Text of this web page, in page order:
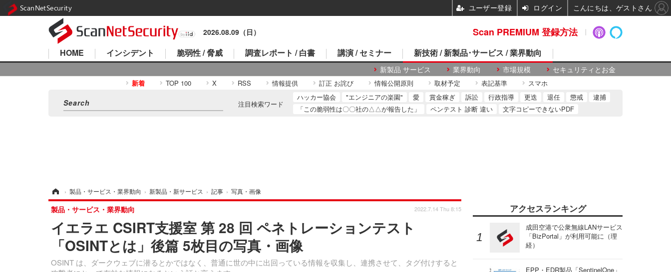
2026.08.09（日）
HOME インシデント 脆弱性 / 脅威 調査レポート / 白書 講演 / セミナー 新技術 / 新製品･サービス / 業界動向
新製品 サービス 業界動向 市場規模 セキュリティとお金
新着 TOP 100 X RSS 情報提供 訂正 お詫び 情報公開原則 取材予定 表記基準 スマホ
注目検索ワード
ハッカー協会 "エンジニアの楽園" 愛 賞金稼ぎ 訴訟 行政指導 更迭 退任 懲戒
逮捕
「この脆弱性は〇〇社の△△が報告した」
ペンテスト 診断 違い 文字コピーできないPDF
› 製品・サービス・業界動向 › 新製品・新サービス › 記事 › 写真・画像
イエラエ CSIRT支援室 第 28 回 ペネトレーションテスト
「OSINTとは」後篇 5枚目の写真・画像
OSINT は、ダークウェブに潜るとかではなく、普通に世の中に出回っている情報を収集し、連携させて、タグ付けすると
製品・サービス・業界動向 2022.7.14 Thu 8:15 アクセスランキング
成田空港で公衆無線LANサービス
「BizPortal」が利用可能に（理
経）
EPP・EDR製品「SentinelOne」
Scan PREMIUM 登録方法
ScanNetSecurity ユーザー登録 ログイン こんにちは、ゲストさん